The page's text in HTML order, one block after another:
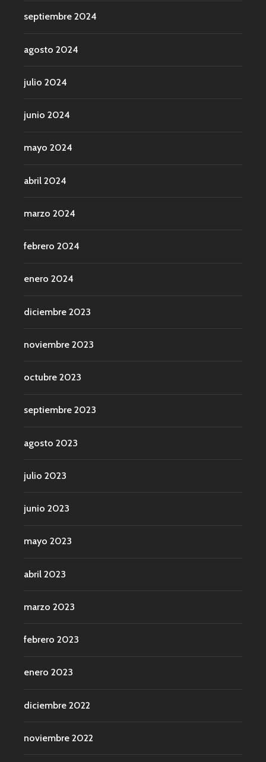
septiembre 2024
agosto 2024
julio 2024
junio 2024
mayo 2024
abril 2024
marzo 2024
febrero 2024
enero 2024
diciembre 2023
noviembre 2023
octubre 2023
septiembre 2023
agosto 2023
julio 2023
junio 2023
mayo 2023
abril 2023
marzo 2023
febrero 2023
enero 2023
diciembre 2022
noviembre 2022